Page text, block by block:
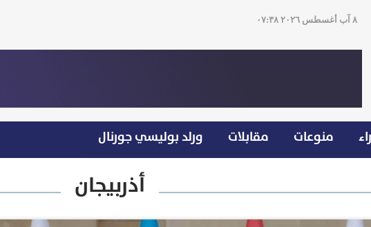
٨ آب أغسطس ٢٠٢٦ ٠٧:٣٨
منوعات مقابلات ورلد بوليسي جورنال
أذربيجان